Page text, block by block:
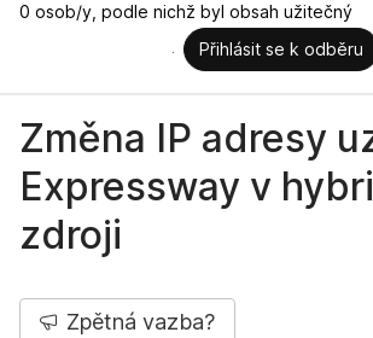
0 osob/y, podle nichž byl obsah užitečný
Přihlásit se k odběru
Změna IP adresy
Expressway v
zdroji
Zpětná vazba?